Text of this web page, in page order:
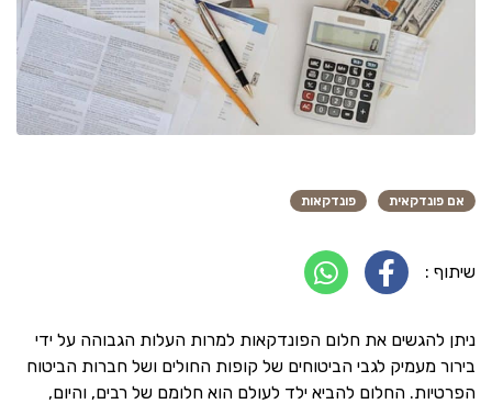
אם פונדקאית פונדקאות
שיתוף :
ניתן להגשים את חלום הפונדקאות למרות העלות הגבוהה על ידי
בירור מעמיק לגבי הביטוחים של קופות החולים ושל חברות הביטוח
הפרטיות. החלום להביא ילד לעולם הוא חלומם של רבים, והיום,